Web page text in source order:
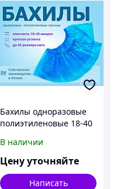
Бахилы одноразовые
полиэтиленовые 18-40
В наличии
Цену уточняйте
Написать